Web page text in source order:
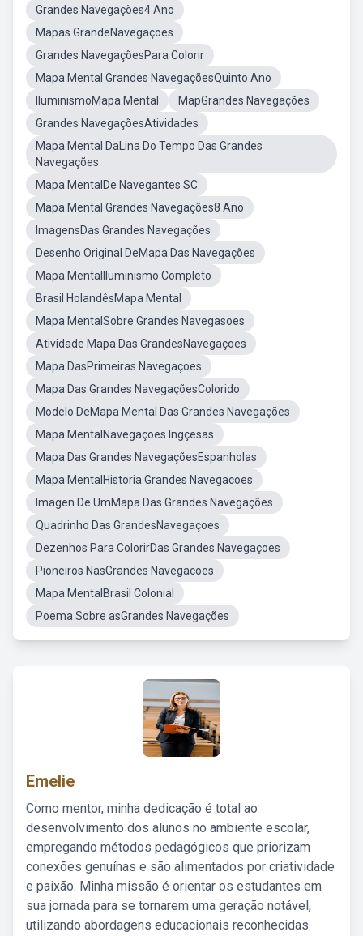
Grandes Navegações4 Ano
Mapas GrandeNavegaçoes
Grandes NavegaçõesPara Colorir
Mapa Mental Grandes NavegaçõesQuinto Ano
IluminismoMapa Mental
MapGrandes Navegações
Grandes NavegaçõesAtividades
Mapa Mental DaLina Do Tempo Das Grandes
Navegações
Mapa MentalDe Navegantes SC
Mapa Mental Grandes Navegações8 Ano
ImagensDas Grandes Navegações
Desenho Original DeMapa Das Navegações
Mapa MentalIluminismo Completo
Brasil HolandêsMapa Mental
Mapa MentalSobre Grandes Navegasoes
Atividade Mapa Das GrandesNavegaçoes
Mapa DasPrimeiras Navegaçoes
Mapa Das Grandes NavegaçõesColorido
Modelo DeMapa Mental Das Grandes Navegações
Mapa MentalNavegaçoes Ingçesas
Mapa Das Grandes NavegaçõesEspanholas
Mapa MentalHistoria Grandes Navegacoes
Imagen De UmMapa Das Grandes Navegações
Quadrinho Das GrandesNavegaçoes
Dezenhos Para ColorirDas Grandes Navegaçoes
Pioneiros NasGrandes Navegacoes
Mapa MentalBrasil Colonial
Poema Sobre asGrandes Navegações
Emelie
Como mentor, minha dedicação é total ao
desenvolvimento dos alunos no ambiente escolar,
empregando métodos pedagógicos que priorizam
conexões genuínas e são alimentados por criatividade
e paixão. Minha missão é orientar os estudantes em
sua jornada para se tornarem uma geração notável,
utilizando abordagens educacionais reconhecidas